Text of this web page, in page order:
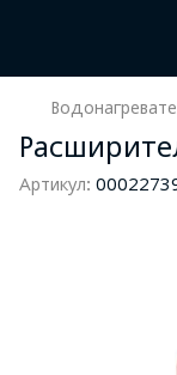
Артикул: